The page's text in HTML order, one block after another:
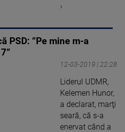
›
PSD: ”Pe mine m-a
12-03-2019 | 22:28
Liderul UDMR,
Kelemen Hunor,
a declarat, marţi
seară, că s-a
enervat când a